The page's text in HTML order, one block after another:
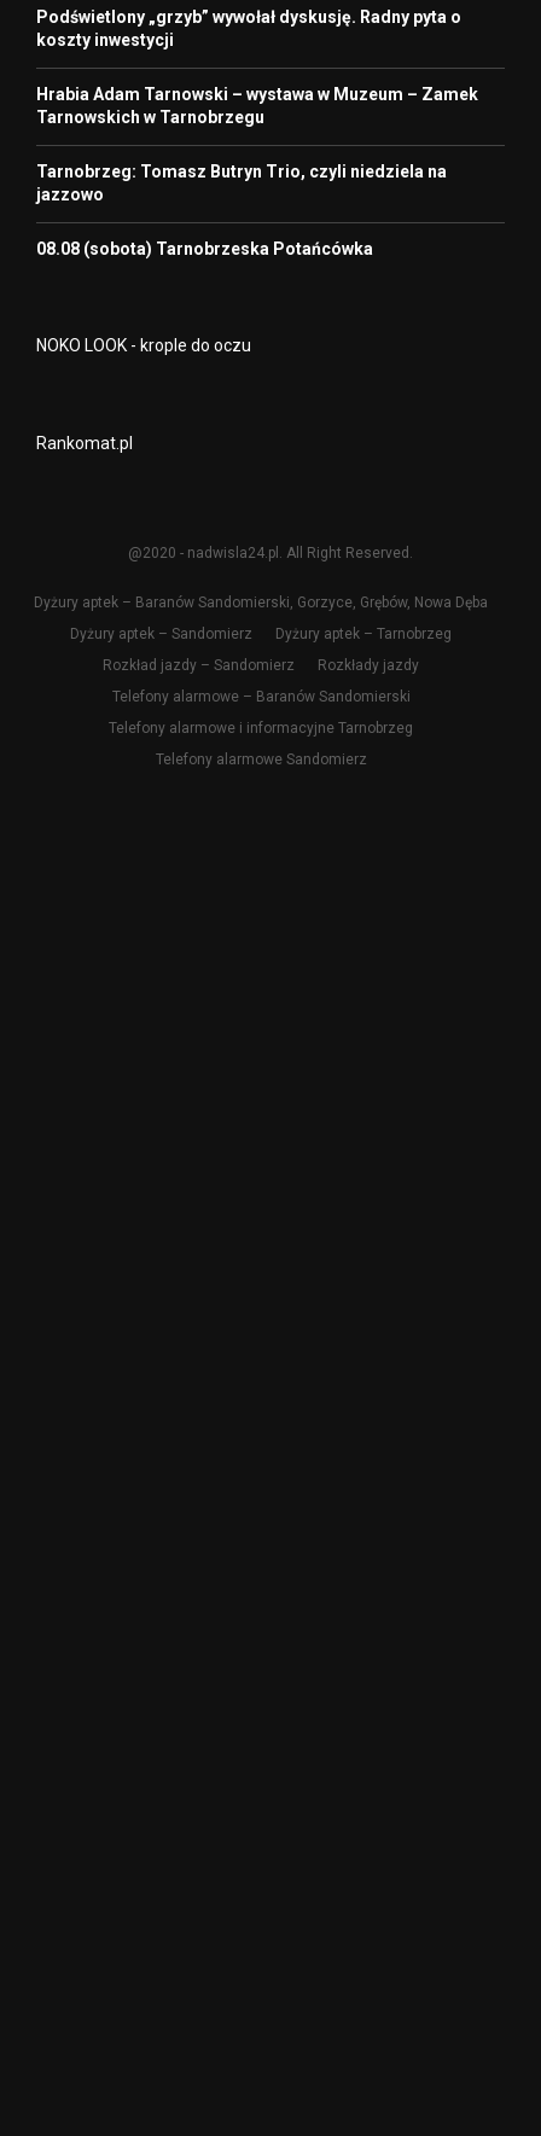
Podświetlony „grzyb” wywołał dyskusję. Radny pyta o
koszty inwestycji
Hrabia Adam Tarnowski – wystawa w Muzeum – Zamek
Tarnowskich w Tarnobrzegu
Tarnobrzeg: Tomasz Butryn Trio, czyli niedziela na
jazzowo
08.08 (sobota) Tarnobrzeska Potańcówka
NOKO LOOK - krople do oczu
Rankomat.pl
@2020 - nadwisla24.pl. All Right Reserved.
Dyżury aptek – Baranów Sandomierski, Gorzyce, Grębów, Nowa Dęba
Dyżury aptek – Sandomierz
Dyżury aptek – Tarnobrzeg
Rozkład jazdy – Sandomierz
Rozkłady jazdy
Telefony alarmowe – Baranów Sandomierski
Telefony alarmowe i informacyjne Tarnobrzeg
Telefony alarmowe Sandomierz